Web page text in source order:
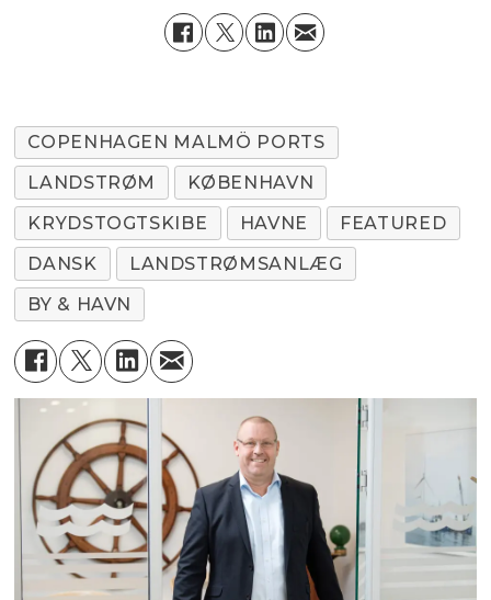
COPENHAGEN MALMÖ PORTS
LANDSTRØM
KØBENHAVN
KRYDSTOGTSKIBE
HAVNE
FEATURED
DANSK
LANDSTRØMSANLÆG
BY & HAVN